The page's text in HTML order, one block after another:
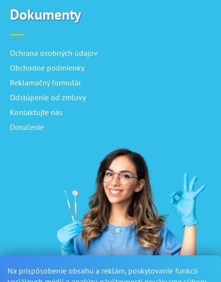
Na prispôsobenie obsahu a reklám, poskytovanie funkcií
Dokumenty
Ochrana osobných údajov
Obchodné podmienky
Reklamačný formulár
Odstúpenie od zmluvy
Kontaktujte nás
Doručenie